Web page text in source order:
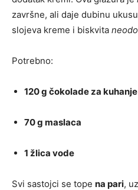
završne, ali daje dubinu
slojeva kreme i biskvita
Potrebno:
120 g čokolade za kuhanje
70 g maslaca
1 žlica vode
Svi sastojci se tope na pari,